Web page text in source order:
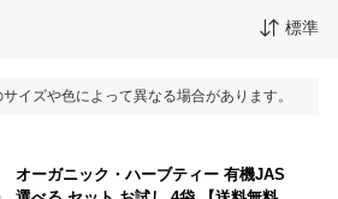
標準
イズや色によって異なる場合があります。
オーガニック・ハーブティー 有機JAS